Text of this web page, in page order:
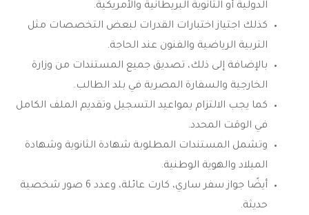
الدولية أو الثانوية البريطانية والأمريكية.
كذلك اجتياز اختبارات القدرات لبعض التخصصات مثل
التربية الرياضية والفنون عند الحاجة.
بالإضافة إلى ذلك، تصديق جميع المستندات من وزارة
الخارجية والسفارة المصرية في بلد الطالب.
كما يجب الالتزام بمواعيد التسجيل وتقديم الملف الكامل
في الوقت المحدد.
وتشمل المستندات المطلوبة شهادة الثانوية وشهادة
الميلاد والهوية الوطنية.
أيضًا جواز سفر ساري، كارت عائلة، وعدد 6 صور شخصية
حديثة.